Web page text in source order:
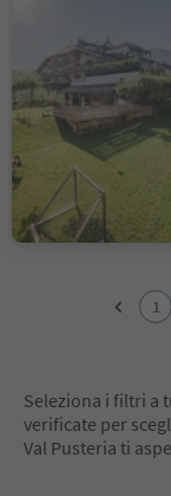
1
Seleziona i filtri a
verificate per
Val Pusteria ti